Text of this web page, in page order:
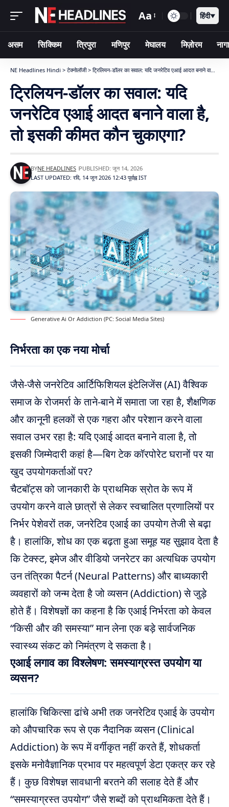
Aa हिंदी▼
असम सिक्किम त्रिपुरा मणिपुर मेघालय मिज़ोरम
NE Headlines Hindi > टेक्नोलॉजी> ट्रिलियन-डॉलर का सवाल: यदि जनरेटिव एआई आदत बनाने वाला है, तो इसकी कीमत कौन चुकाएगा?
ट्रिलियन-डॉलर का सवाल: यदि
जनरेटिव एआई आदत बनाने वाला है,
तो इसकी कीमत कौन चुकाएगा?
LAST UPDATED: रवि, 14 जून 2026 12:43 पूर्वाह्न IST
BYNE HEADLINES PUBLISHED: जून 14, 2026
Generative Ai Or Addiction (PC: Social Media Sites)
निर्भरता का एक नया मोर्चा
जैसे-जैसे जनरेटिव आर्टिफिशियल इंटेलिजेंस (AI) वैश्विक
समाज के रोजमर्रा के ताने-बाने में समाता जा रहा है, शैक्षणिक
और कानूनी हलकों से एक गहरा और परेशान करने वाला
सवाल उभर रहा है: यदि एआई आदत बनाने वाला है, तो
इसकी जिम्मेदारी कहां है—बिग टेक कॉरपोरेट घरानों पर या
खुद उपयोगकर्ताओं पर?
चैटबॉट्स को जानकारी के प्राथमिक स्रोत के रूप में
उपयोग करने वाले छात्रों से लेकर स्वचालित प्रणालियों पर
निर्भर पेशेवरों तक, जनरेटिव एआई का उपयोग तेजी से बढ़ा
है। हालांकि, शोध का एक बढ़ता हुआ समूह यह सुझाव देता है
कि टेक्स्ट, इमेज और वीडियो जनरेटर का अत्यधिक उपयोग
उन तंत्रिका पैटर्न (Neural Patterns) और बाध्यकारी
व्यवहारों को जन्म देता है जो व्यसन (Addiction) से जुड़े
होते हैं। विशेषज्ञों का कहना है कि एआई निर्भरता को केवल
“किसी और की समस्या” मान लेना एक बड़े सार्वजनिक
स्वास्थ्य संकट को निमंत्रण दे सकता है।
एआई लगाव का विश्लेषण: समस्याग्रस्त उपयोग या
व्यसन?
हालांकि चिकित्सा ढांचे अभी तक जनरेटिव एआई के उपयोग
को औपचारिक रूप से एक नैदानिक व्यसन (Clinical
Addiction) के रूप में वर्गीकृत नहीं करते हैं, शोधकर्ता
इसके मनोवैज्ञानिक प्रभाव पर महत्वपूर्ण डेटा एकत्र कर रहे
हैं। कुछ विशेषज्ञ सावधानी बरतने की सलाह देते हैं और
“समस्याग्रस्त उपयोग” जैसे शब्दों को प्राथमिकता देते हैं।